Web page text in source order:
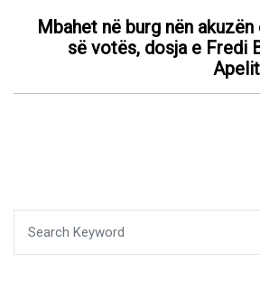
Mbahet në burg nën
së votës, dosja e Fredi